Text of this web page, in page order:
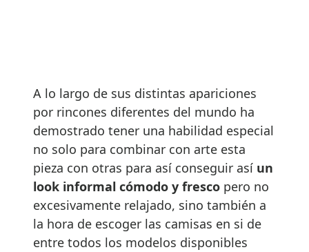
A lo largo de sus distintas apariciones
por rincones diferentes del mundo ha
demostrado tener una habilidad especial
no solo para combinar con arte esta
pieza con otras para así conseguir así un
look informal cómodo y fresco pero no
excesivamente relajado, sino también a
la hora de escoger las camisas en si de
entre todos los modelos disponibles